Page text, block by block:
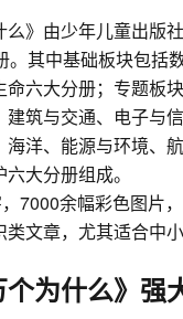
么》由少年儿童出版
。其中基础板块包括
命六大分册；专题板
筑与交通、电子与
海洋、能源与环境、
大分册组成。
7000余幅彩色图片
文章，尤其适合中小
为什么》强